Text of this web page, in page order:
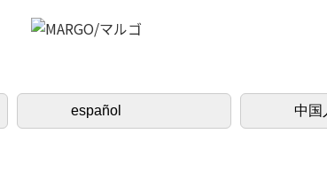
español 中国